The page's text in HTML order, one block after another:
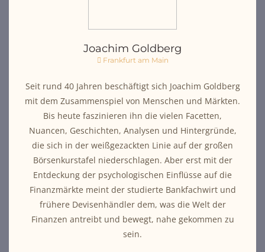
Joachim Goldberg
Frankfurt am Main
Seit rund 40 Jahren beschäftigt sich Joachim Goldberg
mit dem Zusammenspiel von Menschen und Märkten.
Bis heute faszinieren ihn die vielen Facetten,
Nuancen, Geschichten, Analysen und Hintergründe,
die sich in der weißgezackten Linie auf der großen
Börsenkurstafel niederschlagen. Aber erst mit der
Entdeckung der psychologischen Einflüsse auf die
Finanzmärkte meint der studierte Bankfachwirt und
frühere Devisenhändler dem, was die Welt der
Finanzen antreibt und bewegt, nahe gekommen zu
sein.